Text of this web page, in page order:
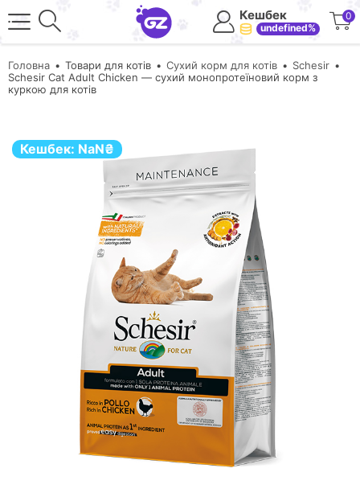
Кешбек
undefined%
0
Головна Товари для котів Сухий корм для котів
Schesir
Schesir Cat Adult Chicken — сухий монопротеїновий корм з
куркою для котів
Кешбек: NaN₴